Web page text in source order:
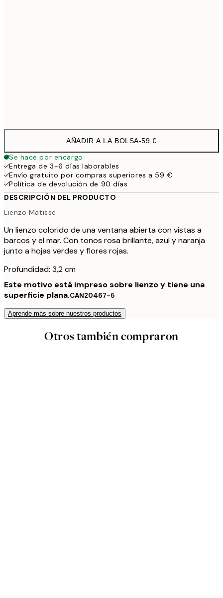
AÑADIR A LA BOLSA-59 €
Se hace por encargo
Entrega de 3-6 días laborables
Envío gratuito por compras superiores a 59 €
Política de devolución de 90 días
DESCRIPCIÓN DEL PRODUCTO
Lienzo Matisse
Un lienzo colorido de una ventana abierta con vistas a
barcos y el mar. Con tonos rosa brillante, azul y naranja
junto a hojas verdes y flores rojas.
Profundidad: 3,2 cm
Este motivo está impreso sobre lienzo y tiene una
superficie plana.CAN20467-5
Aprende más sobre nuestros productos
Otros también compraron